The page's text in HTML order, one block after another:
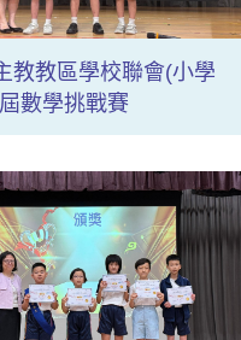
教教區學校聯會(小學
數學挑戰賽